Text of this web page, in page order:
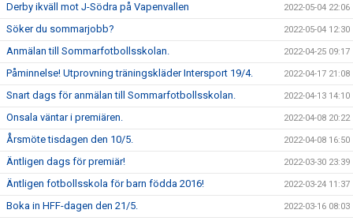
Derby ikväll mot J-Södra på Vapenvallen 2022-05-04 22:06
Söker du sommarjobb? 2022-05-04 12:30
Anmälan till Sommarfotbollsskolan. 2022-04-25 09:17
Påminnelse! Utprovning träningskläder Intersport 19/4. 2022-04-17 21:08
Snart dags för anmälan till Sommarfotbollsskolan. 2022-04-13 14:10
Onsala väntar i premiären. 2022-04-08 20:22
Årsmöte tisdagen den 10/5. 2022-04-08 16:50
Äntligen dags för premiär! 2022-03-30 23:39
Äntligen fotbollsskola för barn födda 2016! 2022-03-24 11:37
Boka in HFF-dagen den 21/5. 2022-03-16 08:03